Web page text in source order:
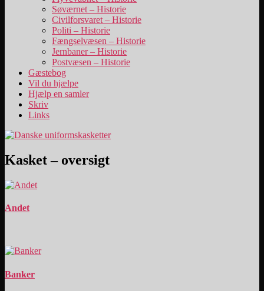
Søværnet – Historie
Civilforsvaret – Historie
Politi – Historie
Fængselvæsen – Historie
Jernbaner – Historie
Postvæsen – Historie
Gæstebog
Vil du hjælpe
Hjælp en samler
Skriv
Links
Kasket – oversigt
Andet
Banker